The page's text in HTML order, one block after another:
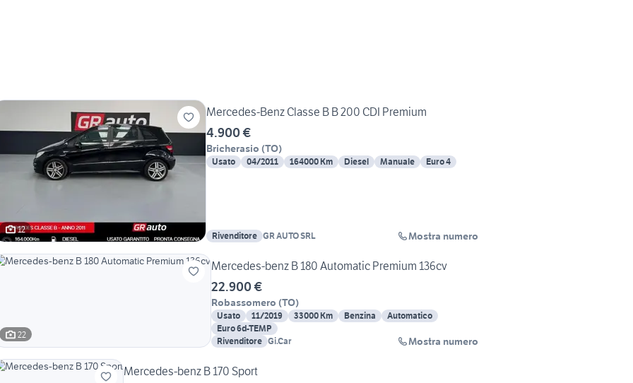
12
Mercedes-Benz Classe B B 200 CDI Premium
4.900 €
Bricherasio (TO)
Usato 04/2011 164000 Km Diesel Manuale Euro 4
Rivenditore GR AUTO SRL Mostra numero
22
Mercedes-benz B 180 Automatic Premium 136cv
22.900 €
Robassomero (TO)
Usato 11/2019 33000 Km Benzina
Automatico
Euro 6d-TEMP
Rivenditore Gi.Car Mostra numero
Mercedes-benz B 170 Sport